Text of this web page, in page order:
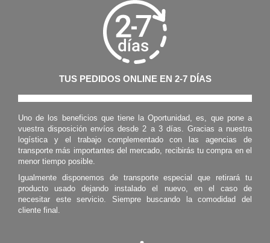
TUS PEDIDOS ONLINE EN 2-7 DÍAS
Uno de los beneficios que tiene la Oportunidad, es, que pone a
vuestra disposición envíos desde 2 a 3 días. Gracias a nuestra
logística y el trabajo complementado con las agencias de
transporte más importantes del mercado, recibirás tu compra en el
menor tiempo posible.
Igualmente disponemos de transporte especial que retirará tu
producto usado dejando instalado el nuevo, en el caso de
necesitar este servicio. Siempre buscando la comodidad del
cliente final.